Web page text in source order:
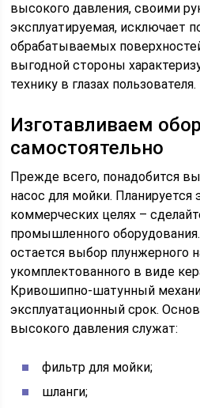
высокого давления, своими
эксплуатируемая, исключает
обрабатываемых
выгодной стороны
технику в глазах пользователя.
Изготавливаем
самостоятельно
Прежде всего, понадобится
насос для мойки. Планируется
коммерческих целях –
промышленного
остается выбор плунжерного
укомплектованного в виде
Кривошипно-шатунный
эксплуатационный срок.
высокого давления служат:
фильтр для мойки;
шланги;